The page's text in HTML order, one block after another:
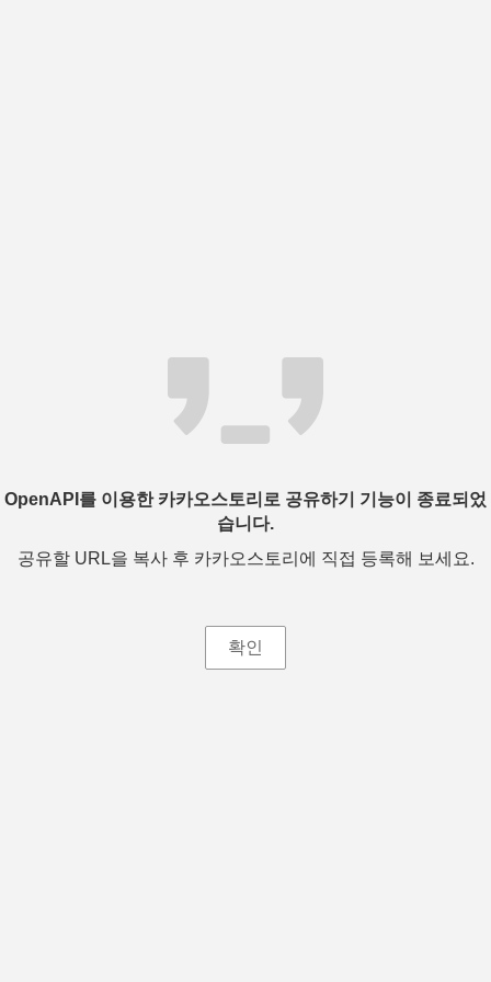
OpenAPI를 이용한 카카오스토리로 공유하기 기능이 종료되었
습니다.
공유할 URL을 복사 후 카카오스토리에 직접 등록해 보세요.
확인